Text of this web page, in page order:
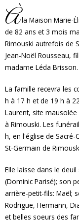
Àla Maison Marie-
de 82 ans et 3 mois
Rimouski autrefois de
Jean-Noël Rousseau,
madame Léda Brisson.
La famille recevra les
h à 17 h et de 19 h à
Laurent, site mausolée
à Rimouski. Les
h, en l'église de
St-Germain de
Elle laisse dans le
(Dominic Parisé); son
arrière-petit-fils: Maël;
Rodrigue, Hermann,
et belles soeurs des